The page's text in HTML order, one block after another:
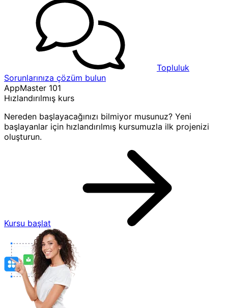
Topluluk
Sorunlarınıza çözüm bulun
AppMaster 101
Hızlandırılmış kurs
Nereden başlayacağınızı bilmiyor musunuz? Yeni
başlayanlar için hızlandırılmış kursumuzla ilk projenizi
oluşturun.
Kursu başlat